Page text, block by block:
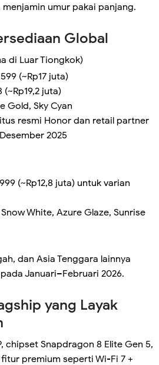
umur pakai panjang.
Global
di Luar Tiongkok)
(~Rp17 juta)
(~Rp19,2 juta)
Gold, Sky Cyan
resmi Honor dan retail partner
2025
(~Rp12,8 juta) untuk varian
White, Azure Glaze, Sunrise
dan Asia Tenggara lainnya
Januari–Februari 2026.
yang Layak
chipset Snapdragon 8 Elite Gen 5,
premium seperti Wi-Fi 7 +